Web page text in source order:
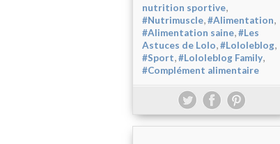
nutrition sportive,
#Nutrimuscle,#Alimentation,
#Alimentation saine,#Les
Astuces de Lolo,#Lololeblog,
#Sport,#Lololeblog Family,
#Complément alimentaire